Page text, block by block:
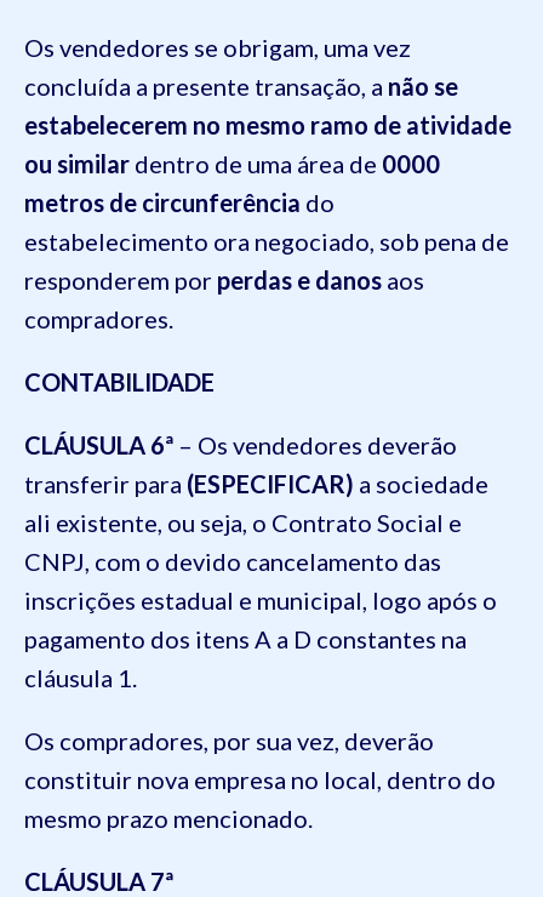
Os vendedores se obrigam, uma vez
concluída a presente transação, a não se
estabelecerem no mesmo ramo de atividade
ou similar dentro de uma área de 0000
metros de circunferência do
estabelecimento ora negociado, sob pena de
responderem por perdas e danos aos
compradores.
CONTABILIDADE
CLÁUSULA 6ª – Os vendedores deverão
transferir para (ESPECIFICAR) a sociedade
ali existente, ou seja, o Contrato Social e
CNPJ, com o devido cancelamento das
inscrições estadual e municipal, logo após o
pagamento dos itens A a D constantes na
cláusula 1.
Os compradores, por sua vez, deverão
constituir nova empresa no local, dentro do
mesmo prazo mencionado.
CLÁUSULA 7ª